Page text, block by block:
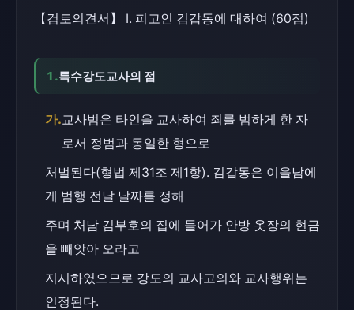
【검토의견서】 Ⅰ. 피고인 김갑동에 대하여 (60점)
1.특수강도교사의 점
가.교사범은 타인을 교사하여 죄를 범하게 한 자
로서 정범과 동일한 형으로
처벌된다(형법 제31조 제1항). 김갑동은 이을남에
게 범행 전날 날짜를 정해
주며 처남 김부호의 집에 들어가 안방 옷장의 현금
을 빼앗아 오라고
지시하였으므로 강도의 교사고의와 교사행위는
인정된다.